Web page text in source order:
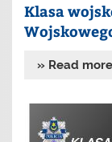
Klasa
» Read more